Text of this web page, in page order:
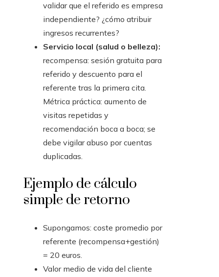
validar que el referido es empresa
independiente? ¿cómo atribuir
ingresos recurrentes?
Servicio local (salud o belleza):
recompensa: sesión gratuita para
referido y descuento para el
referente tras la primera cita.
Métrica práctica: aumento de
visitas repetidas y
recomendación boca a boca; se
debe vigilar abuso por cuentas
duplicadas.
Ejemplo de cálculo
simple de retorno
Supongamos: coste promedio por
referente (recompensa+gestión)
= 20 euros.
Valor medio de vida del cliente